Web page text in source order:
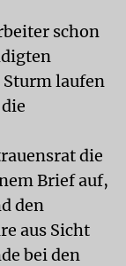
schon
laufen
die
Brief auf,
den
aus Sicht
bei den